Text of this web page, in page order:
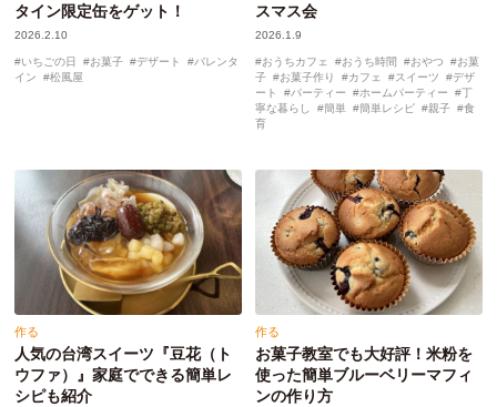
タイン限定缶をゲット！
2026.2.10
いちごの日 お菓子 デザート
バレンタ
イン
松風屋
スマス会
2026.1.9
おうちカフェ おうち時間 おやつ
お菓
子
お菓子作り カフェ スイーツ
デザ
ート
パーティー ホームパーティー
丁
寧な暮らし
簡単 簡単レシピ 親子
食
育
作る
人気の台湾スイーツ『豆花（ト
ウファ）』家庭でできる簡単レ
シピも紹介
作る
お菓子教室でも大好評！米粉を
使った簡単ブルーベリーマフィ
ンの作り方